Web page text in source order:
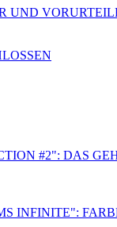
UND
#2": DAS
INFINITE":